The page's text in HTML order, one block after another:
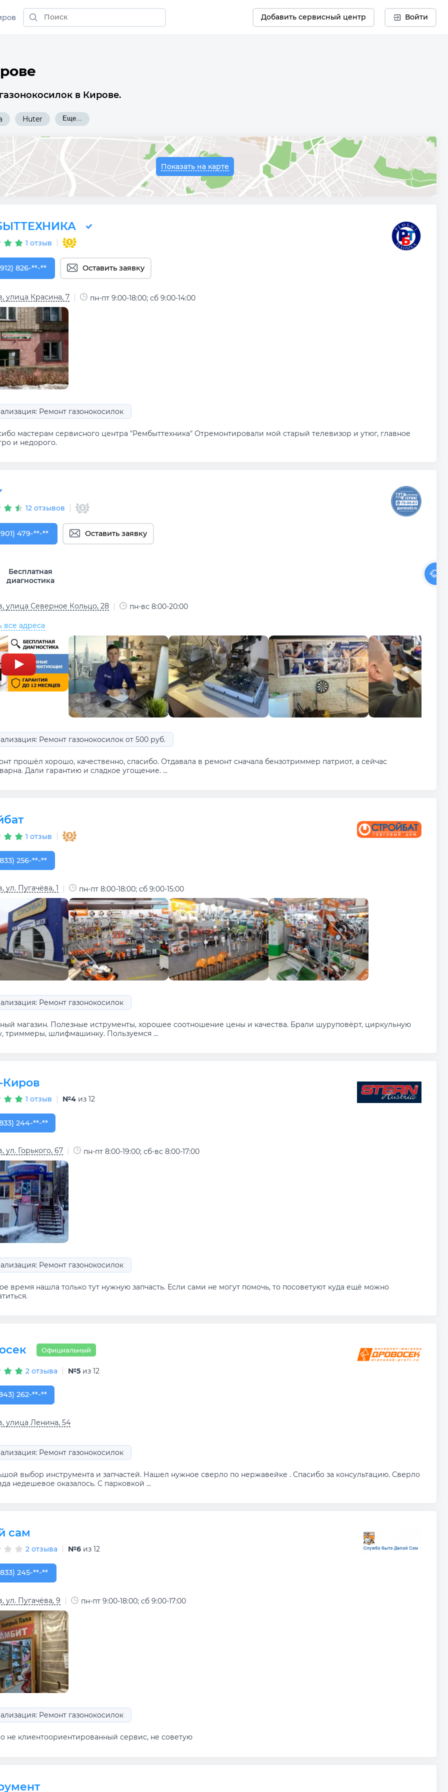
Добавить сервисный центр Войти
в Кирове.
Huter Еще...
Показать на карте
1 отзыв
826-92-50
826-**-** Оставить заявку
улица Красина, 7 пн-пт 9:00-18:00; сб 9:00-14:00
Ремонт газонокосилок
мастерам сервисного центра "Рембыттехника" Отремонтировали мой старый телевизор и утюг, главное
и недорого.
12 отзывов
479-00-83
479-**-** Оставить заявку
Бесплатная
диагностика
улица Северное Кольцо, 28 пн-вс 8:00-20:00
все адреса
Ремонт газонокосилок от 500 руб.
прошёл хорошо, качественно, спасибо. Отдавала в ремонт сначала бензотриммер патриот, а сейчас
Дали гарантию и сладкое угощение. ...
1 отзыв
256-35-63
256-**-**
ул. Пугачёва, 1 пн-пт 8:00-18:00; сб 9:00-15:00
Ремонт газонокосилок
магазин. Полезные иструменты, хорошее соотношение цены и качества. Брали шуруповёрт, циркульную
триммеры, шлифмашинку. Пользуемся ...
Киров
1 отзыв №4 из 12
244-10-25
244-**-**
ул. Горького, 67 пн-пт 8:00-19:00; сб-вс 8:00-17:00
Ремонт газонокосилок
время нашла только тут нужную запчасть. Если сами не могут помочь, то посоветуют куда ещё можно
Официальный
2 отзыва №5 из 12
262-01-01
262-**-**
улица Ленина, 54
Ремонт газонокосилок
выбор инструмента и запчастей. Нашел нужное сверло по нержавейке . Спасибо за консультацию. Сверло
недешевое оказалось. С парковкой ...
сам
2 отзыва №6 из 12
245-08-33
245-**-**
ул. Пугачёва, 9 пн-пт 9:00-18:00; сб 9:00-17:00
Ремонт газонокосилок
не клиентоориентированный сервис, не советую